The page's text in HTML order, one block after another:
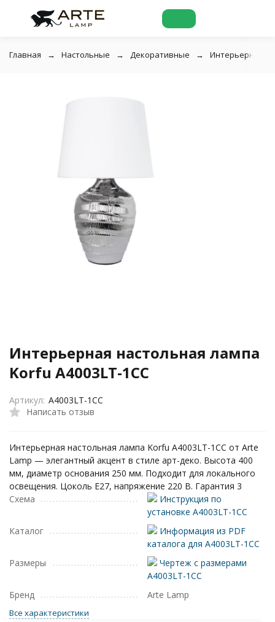
Главная Настольные Декоративные Интерьерная
Интерьерная настольная лампа
Korfu A4003LT-1CC
Написать отзыв
Артикул: A4003LT-1CC
Интерьерная настольная лампа Korfu A4003LT-1CC от Arte
Lamp — элегантный акцент в стиле арт-деко. Высота 400
мм, диаметр основания 250 мм. Подходит для локального
освещения. Цоколь E27, напряжение 220 В. Гарантия 3
Схема
Инструкция по
установке A4003LT-1CC
Каталог
Информация из PDF
каталога для A4003LT-1CC
Размеры
Чертеж с размерами
A4003LT-1CC
Бренд
Arte Lamp
Все характеристики